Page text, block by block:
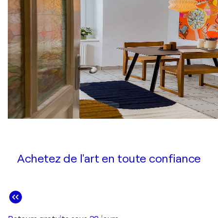
Achetez de l'art en toute confiance